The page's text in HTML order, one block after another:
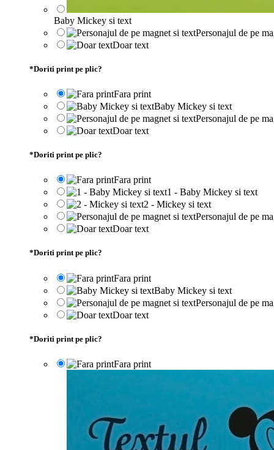
Baby Mickey si text
Personajul de pe
Doar text
*Doriti print pe plic?
Fara print
Baby Mickey si text
Personajul de pe
Doar text
*Doriti print pe plic?
Fara print
1 - Baby Mickey si text
2 - Mickey si text
Personajul de pe
Doar text
*Doriti print pe plic?
Fara print
Baby Mickey si text
Personajul de pe
Doar text
*Doriti print pe plic?
Fara print